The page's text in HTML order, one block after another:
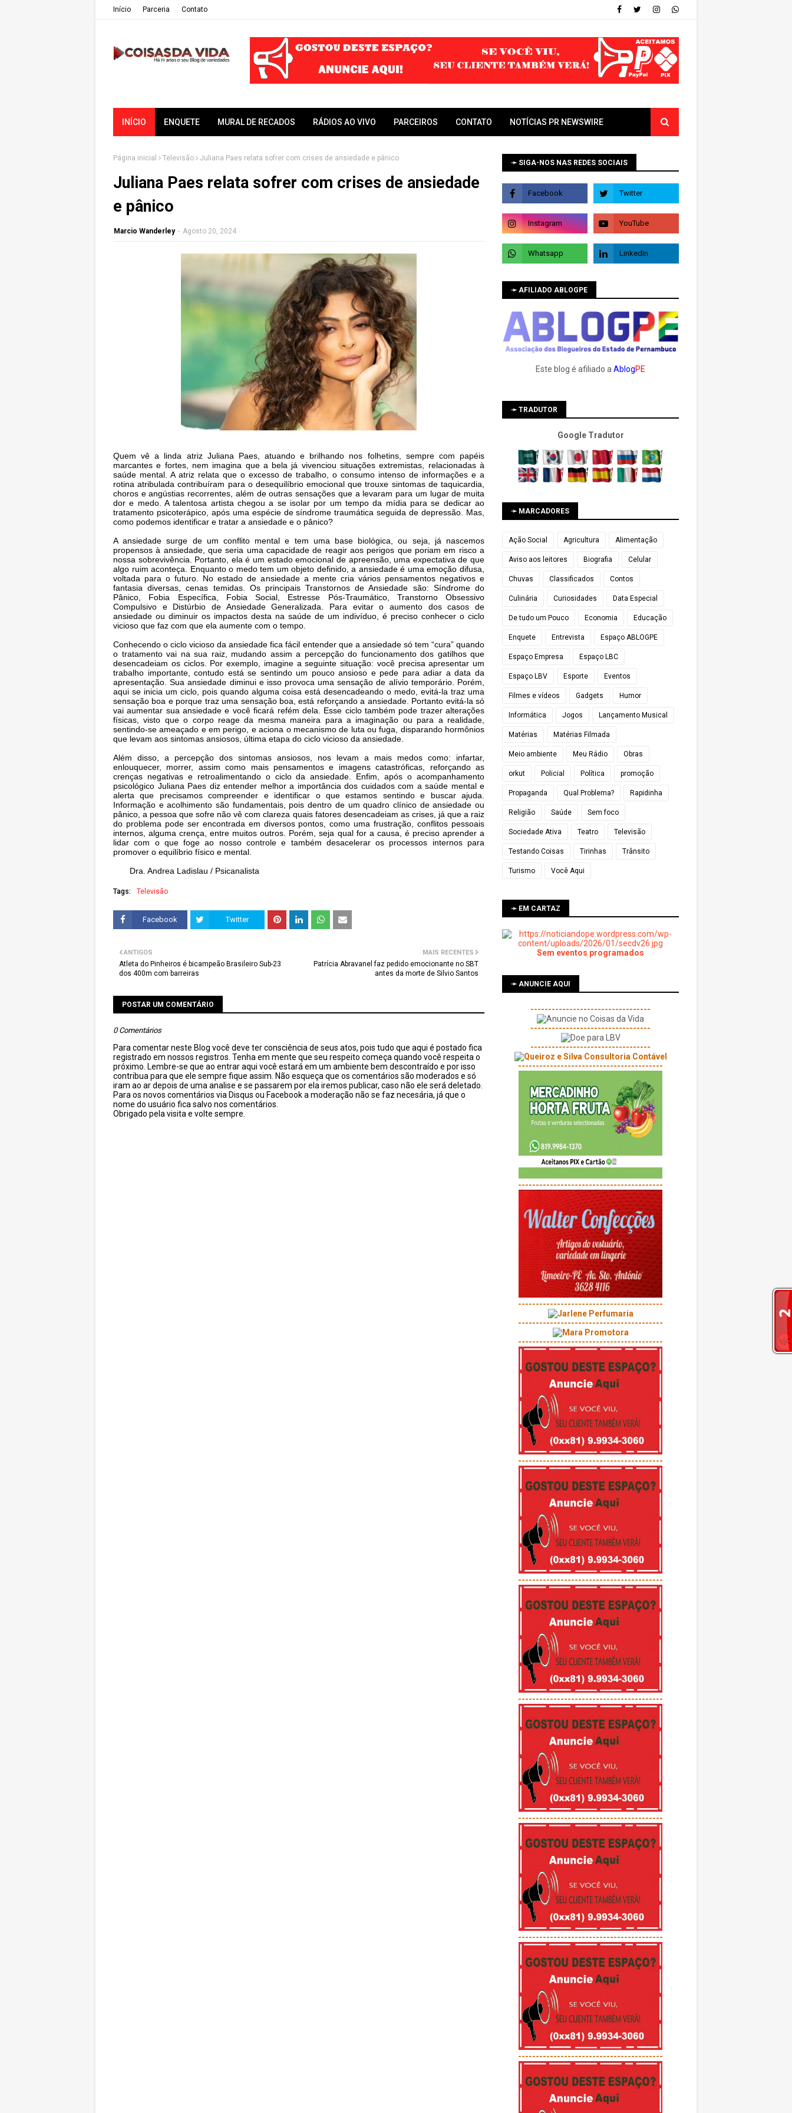
Iní­cio Parceria Contato
INÍCIO ENQUETE MURAL DE RECADOS RÁDIOS AO VIVO PARCEIROS CONTATO NOTÍCIAS PR NEWSWIRE
Página inicial Televisão Juliana Paes relata sofrer com crises de ansiedade e pânico
Juliana Paes relata sofrer com crises de ansiedade
e pânico
Marcio Wanderley - Agosto 20, 2024
Quem vê a linda atriz Juliana Paes, atuando e brilhando nos folhetins, sempre com papéis
marcantes e fortes, nem imagina que a bela já vivenciou situações extremistas, relacionadas à
saúde mental. A atriz relata que o excesso de trabalho, o consumo intenso de informações e a
rotina atribulada contribuíram para o desequilíbrio emocional que trouxe sintomas de taquicardia,
choros e angústias recorrentes, além de outras sensações que a levaram para um lugar de muita
dor e medo. A talentosa artista chegou a se isolar por um tempo da mídia para se dedicar ao
tratamento psicoterápico, após uma espécie de síndrome traumática seguida de depressão. Mas,
como podemos identificar e tratar a ansiedade e o pânico?
A ansiedade surge de um conflito mental e tem uma base biológica, ou seja, já nascemos
propensos à ansiedade, que seria uma capacidade de reagir aos perigos que poriam em risco a
nossa sobrevivência. Portanto, ela é um estado emocional de apreensão, uma expectativa de que
algo ruim aconteça. Enquanto o medo tem um objeto definido, a ansiedade é uma emoção difusa,
voltada para o futuro. No estado de ansiedade a mente cria vários pensamentos negativos e
fantasia diversas, cenas temidas. Os principais Transtornos de Ansiedade são: Síndrome do
Pânico, Fobia Específica, Fobia Social, Estresse Pós-Traumático, Transtorno Obsessivo
Compulsivo e Distúrbio de Ansiedade Generalizada. Para evitar o aumento dos casos de
ansiedade ou diminuir os impactos desta na saúde de um indivíduo, é preciso conhecer o ciclo
vicioso que faz com que ela aumente com o tempo.
Conhecendo o ciclo vicioso da ansiedade fica fácil entender que a ansiedade só tem “cura” quando
o tratamento vai na sua raiz, mudando assim a percepção do funcionamento dos gatilhos que
desencadeiam os ciclos. Por exemplo, imagine a seguinte situação: você precisa apresentar um
trabalho importante, contudo está se sentindo um pouco ansioso e pede para adiar a data da
apresentação. Sua ansiedade diminui e isso provoca uma sensação de alívio temporário. Porém,
aqui se inicia um ciclo, pois quando alguma coisa está desencadeando o medo, evitá-la traz uma
sensação boa e porque traz uma sensação boa, está reforçando a ansiedade. Portanto evitá-la só
vai aumentar sua ansiedade e você ficará refém dela. Esse ciclo também pode trazer alterações
físicas, visto que o corpo reage da mesma maneira para a imaginação ou para a realidade,
sentindo-se ameaçado e em perigo, e aciona o mecanismo de luta ou fuga, disparando hormônios
que levam aos sintomas ansiosos, última etapa do ciclo vicioso da ansiedade.
Além disso, a percepção dos sintomas ansiosos, nos levam a mais medos como: infartar,
enlouquecer, morrer, assim como mais pensamentos e imagens catastróficas, reforçando as
crenças negativas e retroalimentando o ciclo da ansiedade. Enfim, após o acompanhamento
psicológico Juliana Paes diz entender melhor a importância dos cuidados com a saúde mental e
alerta que precisamos compreender e identificar o que estamos sentindo e buscar ajuda.
Informação e acolhimento são fundamentais, pois dentro de um quadro clínico de ansiedade ou
pânico, a pessoa que sofre não vê com clareza quais fatores desencadeiam as crises, já que a raiz
do problema pode ser encontrada em diversos pontos, como uma frustração, conflitos pessoais
internos, alguma crença, entre muitos outros. Porém, seja qual for a causa, é preciso aprender a
lidar com o que foge ao nosso controle e também desacelerar os processos internos para
promover o equilíbrio físico e mental.
Dra. Andrea Ladislau / Psicanalista
Tags: Televisão
Facebook Twitter
MAIS RECENTES
Patrícia Abravanel faz pedido emocionante no SBT
antes da morte de Silvio Santos
ANTIGOS
Atleta do Pinheiros é bicampeão Brasileiro Sub-23
dos 400m com barreiras
POSTAR UM COMENTÁRIO
0 Comentários
Para comentar neste Blog você deve ter consciência de seus atos, pois tudo que aqui é postado fica
registrado em nossos registros. Tenha em mente que seu respeito começa quando você respeita o
próximo. Lembre-se que ao entrar aqui você estará em um ambiente bem descontraído e por isso
contribua para que ele sempre fique assim. Não esqueça que os comentários são moderados e só
iram ao ar depois de uma analise e se passarem por ela iremos publicar, caso não ele será deletado.
Para os novos comentários via Disqus ou Facebook a moderação não se faz necesária, já que o
nome do usuário fica salvo nos comentários.
Obrigado pela visita e volte sempre.
➛ SIGA-NOS NAS REDES SOCIAIS
➛ AFILIADO ABLOGPE
Este blog é afiliado a AblogPE
➛ TRADUTOR
Google Tradutor
➛ MARCADORES
Ação Social Agricultura Alimentação
Aviso aos leitores Biografia Celular
Chuvas Classificados Contos
Culinária Curiosidades Data Especial
De tudo um Pouco Economia Educação
Enquete Entrevista Espaço ABLOGPE
Espaço Empresa Espaço LBC
Espaço LBV Esporte Eventos
Filmes e vídeos Gadgets Humor
Informática Jogos Lançamento Musical
Matérias Matérias Filmada
Meio ambiente Meu Rádio Obras
orkut Policial Política promoção
Propaganda Qual Problema? Rapidinha
Religião Saúde Sem foco
Sociedade Ativa Teatro Televisão
Testando Coisas Tirinhas Trânsito
Turismo Você Aqui
➛ EM CARTAZ
Sem eventos programados
➛ ANUNCIE AQUI
----------------------------------
----------------------------------
----------------------------------
-----------------------------------------
-----------------------------------------
-----------------------------------------
-----------------------------------------
-----------------------------------------
-----------------------------------------
-----------------------------------------
-----------------------------------------
-----------------------------------------
-----------------------------------------
-----------------------------------------